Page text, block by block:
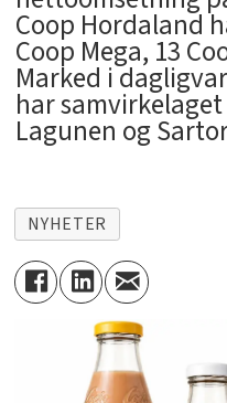
Coop Hordaland
Coop Mega, 13
Marked i
har
Lagunen og
NYHETER